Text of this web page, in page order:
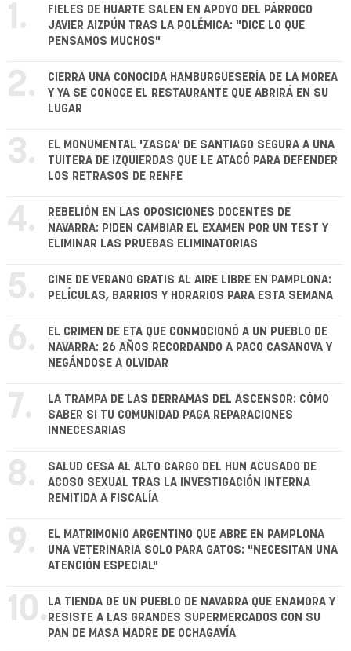
1.
FIELES DE HUARTE SALEN EN APOYO DEL PÁRROCO
JAVIER AIZPÚN TRAS LA POLÉMICA: "DICE LO QUE
PENSAMOS MUCHOS"
2.
CIERRA UNA CONOCIDA HAMBURGUESERÍA DE LA MOREA
Y YA SE CONOCE EL RESTAURANTE QUE ABRIRÁ EN SU
LUGAR
3.
EL MONUMENTAL 'ZASCA' DE SANTIAGO SEGURA A UNA
TUITERA DE IZQUIERDAS QUE LE ATACÓ PARA DEFENDER
LOS RETRASOS DE RENFE
4.
REBELIÓN EN LAS OPOSICIONES DOCENTES DE
NAVARRA: PIDEN CAMBIAR EL EXAMEN POR UN TEST Y
ELIMINAR LAS PRUEBAS ELIMINATORIAS
5.
CINE DE VERANO GRATIS AL AIRE LIBRE EN PAMPLONA:
PELÍCULAS, BARRIOS Y HORARIOS PARA ESTA SEMANA
6.
EL CRIMEN DE ETA QUE CONMOCIONÓ A UN PUEBLO DE
NAVARRA: 26 AÑOS RECORDANDO A PACO CASANOVA Y
NEGÁNDOSE A OLVIDAR
7.
LA TRAMPA DE LAS DERRAMAS DEL ASCENSOR: CÓMO
SABER SI TU COMUNIDAD PAGA REPARACIONES
INNECESARIAS
8.
SALUD CESA AL ALTO CARGO DEL HUN ACUSADO DE
ACOSO SEXUAL TRAS LA INVESTIGACIÓN INTERNA
REMITIDA A FISCALÍA
9.
EL MATRIMONIO ARGENTINO QUE ABRE EN PAMPLONA
UNA VETERINARIA SOLO PARA GATOS: "NECESITAN UNA
ATENCIÓN ESPECIAL"
10. LA TIENDA DE UN PUEBLO DE NAVARRA QUE ENAMORA Y
RESISTE A LAS GRANDES SUPERMERCADOS CON SU
PAN DE MASA MADRE DE OCHAGAVÍA